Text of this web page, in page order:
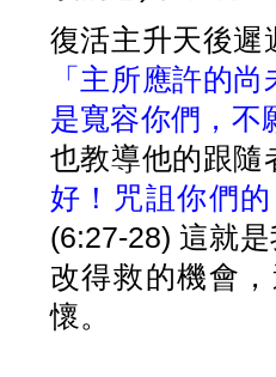
復活主升天後遲
「主所應許的
是寬容你們，不
也教導他的跟隨
好！咒詛你們
(6:27-28) 這就
改得救的機會
懷。